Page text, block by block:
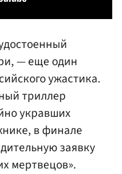
— еще один
ужастика.
триллер
укравших
в финале
заявку
мертвецов».